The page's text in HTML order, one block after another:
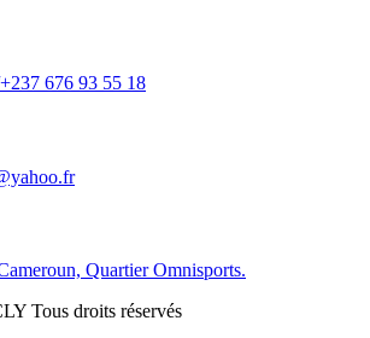
676 93 55 18
Quartier Omnisports.
Tous droits réservés